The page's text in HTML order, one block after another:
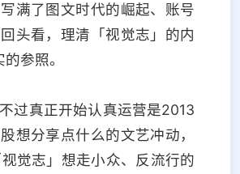
满了图文时代的崛起、账号
头看，理清「视觉志」的内
参照。
过真正开始认真运营是2013
想分享点什么的文艺冲动，
觉志」想走小众、反流行的